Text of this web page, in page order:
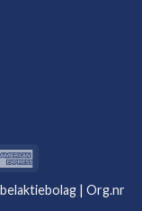
| Org.nr